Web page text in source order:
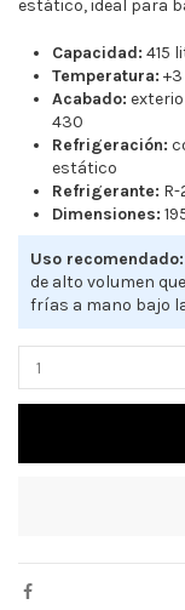
estático, ideal para
Capacidad: 415
Temperatura:
Acabado:
430
Refrigeración:
estático
Refrigerante: R-
Dimensiones:
Uso recomendado:
de alto volumen
frías a mano bajo